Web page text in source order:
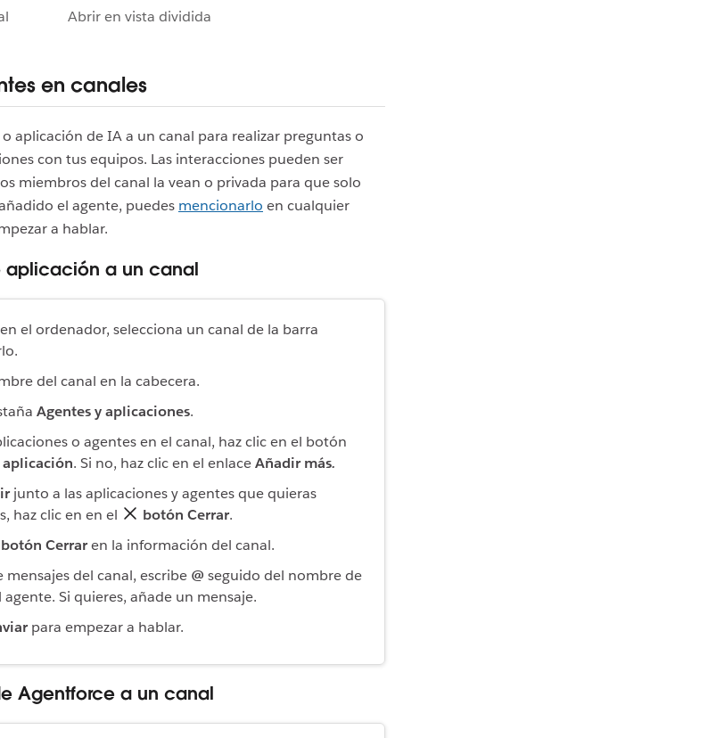
Abrir en vista dividida
en canales
aplicación de IA a un canal para realizar preguntas o
con tus equipos. Las interacciones pueden ser
miembros del canal la vean o privada para que solo
el agente, puedes mencionarlo en cualquier
a hablar.
aplicación a un canal
en el ordenador, selecciona un canal de la barra
del canal en la cabecera.
Agentes y aplicaciones.
o agentes en el canal, haz clic en el botón
. Si no, haz clic en el enlaceAñadir más.
junto a las aplicaciones y agentes que quieras
haz clic en en el botón Cerrar.
botón Cerraren la información del canal.
mensajes del canal, escribe @ seguido del nombre de
Si quieres, añade un mensaje.
para empezar a hablar.
Agentforce a un canal